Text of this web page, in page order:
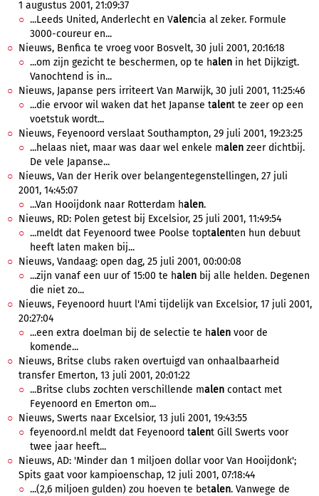
1 augustus 2001, 21:09:37
...Leeds United, Anderlecht en Valencia al zeker. Formule
3000-coureur en...
Nieuws, Benfica te vroeg voor Bosvelt, 30 juli 2001, 20:16:18
...om zijn gezicht te beschermen, op te halen in het Dijkzigt.
Vanochtend is in...
Nieuws, Japanse pers irriteert Van Marwijk, 30 juli 2001, 11:25:46
...die ervoor wil waken dat het Japanse talent te zeer op een
voetstuk wordt...
Nieuws, Feyenoord verslaat Southampton, 29 juli 2001, 19:23:25
...helaas niet, maar was daar wel enkele malen zeer dichtbij.
De vele Japanse...
Nieuws, Van der Herik over belangentegenstellingen, 27 juli
2001, 14:45:07
...Van Hooijdonk naar Rotterdam halen.
Nieuws, RD: Polen getest bij Excelsior, 25 juli 2001, 11:49:54
...meldt dat Feyenoord twee Poolse toptalenten hun debuut
heeft laten maken bij...
Nieuws, Vandaag: open dag, 25 juli 2001, 00:00:08
...zijn vanaf een uur of 15:00 te halen bij alle helden. Degenen
die niet zo...
Nieuws, Feyenoord huurt l'Ami tijdelijk van Excelsior, 17 juli 2001,
20:27:04
...een extra doelman bij de selectie te halen voor de
komende...
Nieuws, Britse clubs raken overtuigd van onhaalbaarheid
transfer Emerton, 13 juli 2001, 20:01:22
...Britse clubs zochten verschillende malen contact met
Feyenoord en Emerton om...
Nieuws, Swerts naar Excelsior, 13 juli 2001, 19:43:55
feyenoord.nl meldt dat Feyenoord talent Gill Swerts voor
twee jaar heeft...
Nieuws, AD: 'Minder dan 1 miljoen dollar voor Van Hooijdonk';
Spits gaat voor kampioenschap, 12 juli 2001, 07:18:44
...(2,6 miljoen gulden) zou hoeven te betalen. Vanwege de